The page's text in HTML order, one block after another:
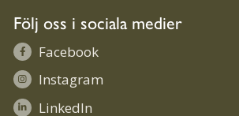
Följ oss i sociala medier
Facebook
Instagram
LinkedIn